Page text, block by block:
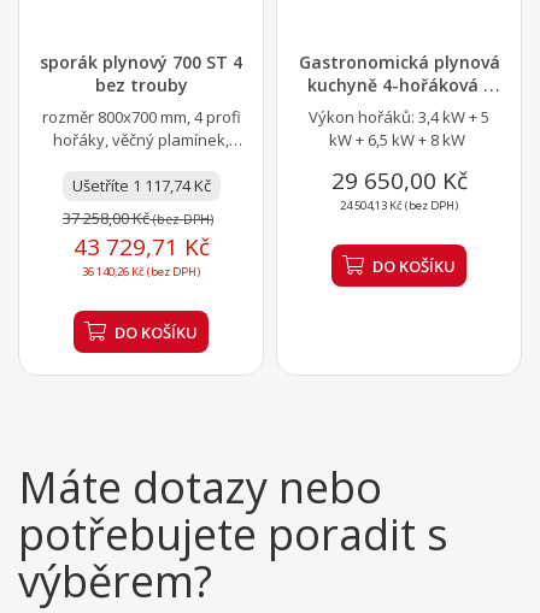
sporák plynový 700 ST 4
bez trouby
rozměr 800x700 mm, 4 profi
hořáky, věčný plamínek,
Ušetříte 1 117,74 Kč
37 258,00 Kč(bez DPH)
43 729,71 Kč
36 140,26 Kč (bez DPH)
DO KOŠÍKU
Gastronomická plynová
kuchyně 4-hořáková s
dolní policí,...
Výkon hořáků: 3,4 kW + 5
kW + 6,5 kW + 8 kW
29 650,00 Kč
24 504,13 Kč (bez DPH)
DO KOŠÍKU
Máte dotazy nebo
potřebujete poradit s
výběrem?